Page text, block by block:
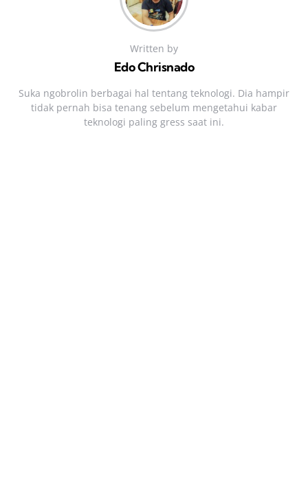
Written by
Edo Chrisnado
Suka ngobrolin berbagai hal tentang teknologi. Dia hampir
tidak pernah bisa tenang sebelum mengetahui kabar
teknologi paling gress saat ini.